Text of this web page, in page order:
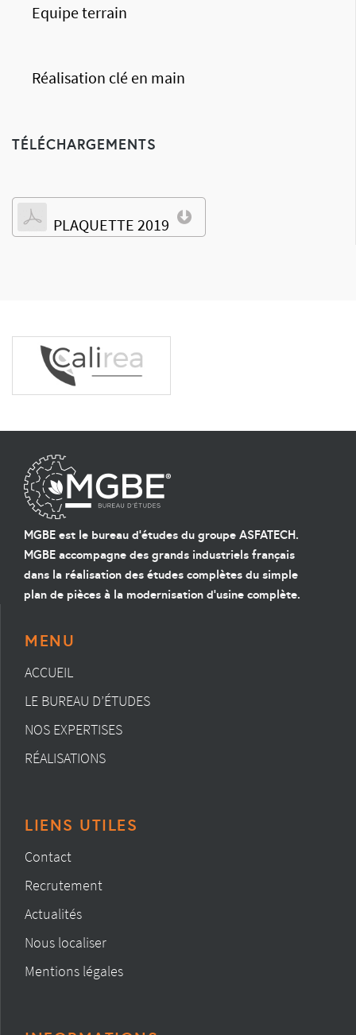
Equipe terrain
Réalisation clé en main
TÉLÉCHARGEMENTS
PLAQUETTE 2019
MGBE est le bureau d'études du groupe ASFATECH.
MGBE accompagne des grands industriels français
dans la réalisation des études complètes du simple
plan de pièces à la modernisation d'usine complète.
MENU
ACCUEIL
LE BUREAU D’ÉTUDES
NOS EXPERTISES
RÉALISATIONS
LIENS UTILES
Contact
Recrutement
Actualités
Nous localiser
Mentions légales